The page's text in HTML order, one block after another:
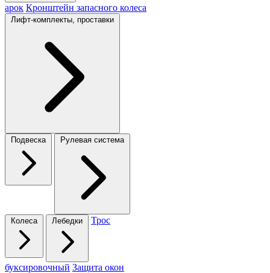
арок Кронштейн запасного колеса
Лифт-комплекты, проставки
Подвеска Рулевая система
Колеса Лебедки Трос
буксировочный Защита окон